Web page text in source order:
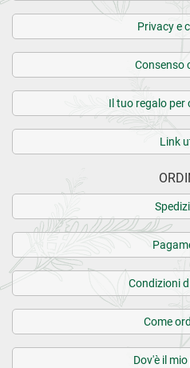
Privacy e
Consenso
Il tuo regalo per
Link
Condizioni
Come
Dov'è il